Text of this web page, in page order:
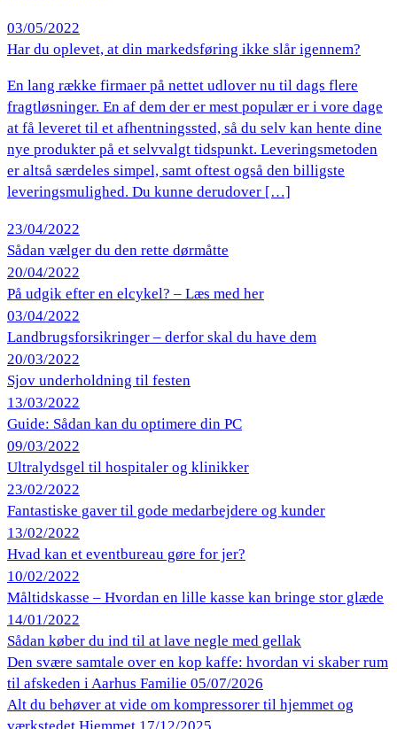
03/05/2022
Har du oplevet, at din markedsføring ikke slår igennem?
En lang række firmaer på nettet udlover nu til dags flere
fragtløsninger. En af dem der er mest populær er i vore dage
at få leveret til et afhentningssted, så du selv kan hente dine
nye produkter på et selvvalgt tidspunkt. Leveringsmetoden
er altså særdeles simpel, samt oftest også den billigste
leveringsmulighed. Du kunne derudover […]
23/04/2022
Sådan vælger du den rette dørmåtte
20/04/2022
På udgik efter en elcykel? – Læs med her
03/04/2022
Landbrugsforsikringer – derfor skal du have dem
20/03/2022
Sjov underholdning til festen
13/03/2022
Guide: Sådan kan du optimere din PC
09/03/2022
Ultralydsgel til hospitaler og klinikker
23/02/2022
Fantastiske gaver til gode medarbejdere og kunder
13/02/2022
Hvad kan et eventbureau gøre for jer?
10/02/2022
Måltidskasse – Hvordan en lille kasse kan bringe stor glæde
14/01/2022
Sådan køber du ind til at lave negle med gellak
Den svære samtale over en kop kaffe: hvordan vi skaber rum
til afskeden i Aarhus Familie 05/07/2026
Alt du behøver at vide om kompressorer til hjemmet og